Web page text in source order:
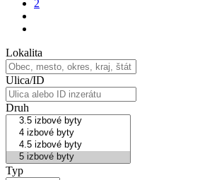
2
Lokalita
Ulica/ID
Druh
Typ